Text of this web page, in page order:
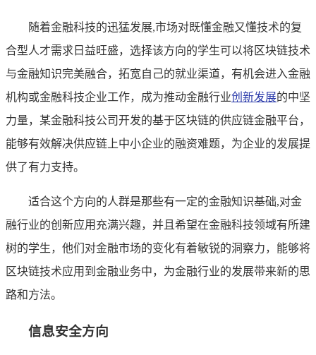
随着金融科技的迅猛发展,市场对既懂金融又懂技术的复
合型人才需求日益旺盛，选择该方向的学生可以将区块链技术
与金融知识完美融合，拓宽自己的就业渠道，有机会进入金融
机构或金融科技企业工作，成为推动金融行业创新发展的中坚
力量，某金融科技公司开发的基于区块链的供应链金融平台，
能够有效解决供应链上中小企业的融资难题，为企业的发展提
供了有力支持。
适合这个方向的人群是那些有一定的金融知识基础,对金
融行业的创新应用充满兴趣，并且希望在金融科技领域有所建
树的学生，他们对金融市场的变化有着敏锐的洞察力，能够将
区块链技术应用到金融业务中，为金融行业的发展带来新的思
路和方法。
信息安全方向